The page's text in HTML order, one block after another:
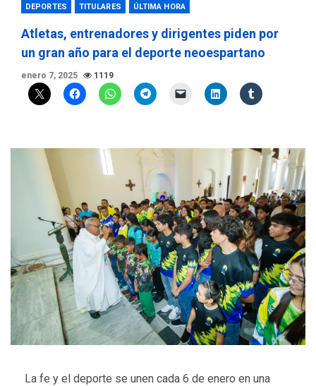
DEPORTES TITULARES ÚLTIMA HORA
Atletas, entrenadores y dirigentes piden por
un gran año para el deporte neoespartano
enero 7, 2025 1119
La fe y el deporte se unen cada 6 de enero en una